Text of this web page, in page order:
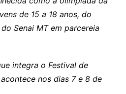
dI
n
Cl
sr
e
a
d
ai
l
ar
e
de 15 a 18 anos, do
Senai MT em parcereia
integra o Festival de
nos dias 7 e 8 de